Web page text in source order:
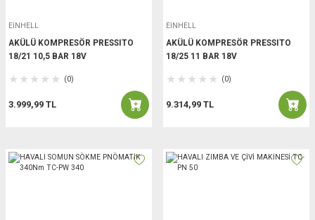
EİNHELL
AKÜLÜ KOMPRESÖR PRESSITO
18/21 10,5 BAR 18V
(0)
3.999,99 TL
EİNHELL
AKÜLÜ KOMPRESÖR PRESSITO
18/25 11 BAR 18V
(0)
9.314,99 TL